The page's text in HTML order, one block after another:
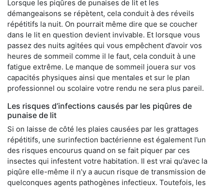
Lorsque les piqûres de punaises de lit et les
démangeaisons se répètent, cela conduit à des réveils
répétitifs la nuit. On pourrait même dire que se coucher
dans le lit en question devient invivable. Et lorsque vous
passez des nuits agitées qui vous empêchent d’avoir vos
heures de sommeil comme il le faut, cela conduit à une
fatigue extrême. Le manque de sommeil jouera sur vos
capacités physiques ainsi que mentales et sur le plan
professionnel ou scolaire votre rendu ne sera plus pareil.
Les risques d’infections causés par les piqûres de
punaise de lit
Si on laisse de côté les plaies causées par les grattages
répétitifs, une surinfection bactérienne est également l’un
des risques encourus quand on se fait piquer par ces
insectes qui infestent votre habitation. Il est vrai qu’avec la
piqûre elle-même il n’y a aucun risque de transmission de
quelconques agents pathogènes infectieux. Toutefois, les